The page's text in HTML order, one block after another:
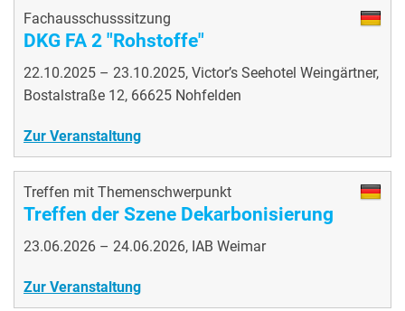
Fachausschusssitzung
DKG FA 2 "Rohstoffe"
22.10.2025 – 23.10.2025, Victor’s Seehotel Weingärtner,
Bostalstraße 12, 66625 Nohfelden
Zur Veranstaltung
Treffen mit Themenschwerpunkt
Treffen der Szene Dekarbonisierung
23.06.2026 – 24.06.2026, IAB Weimar
Zur Veranstaltung